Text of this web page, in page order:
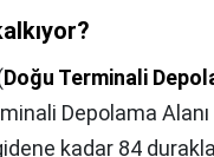
Doğu Terminali
Depolama Alanı
kadar 84